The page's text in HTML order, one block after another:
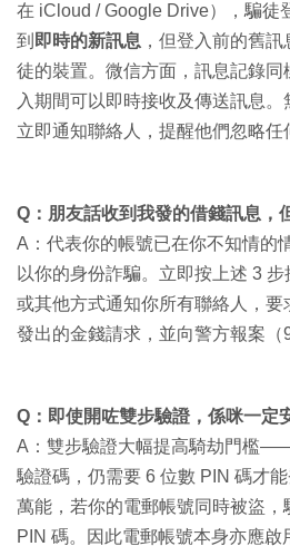
在 iCloud / Google Drive），騙徒
到 即時的新訊息 ，但登入前的舊
徒的裝置。微信方面，訊息記錄
入期間可以即時接收及傳送訊息
立即通知聯絡人，提醒他們忽略任
Q：朋友話收到我發的借錢訊息，
A：代表你的帳號已在你不知情的
以你的身份詐騙。立即按上述 3
或其他方式通知你所有聯絡人，
發出的金錢請求，並向警方報案（
Q：即使開咗雙步驗證，係咪一定
A：雙步驗證大幅提高騎劫門檻
驗證碼，仍需要 6 位數 PIN 碼才
萬能，若你的電郵帳號同時被盜
PIN 碼。因此電郵帳號本身亦應